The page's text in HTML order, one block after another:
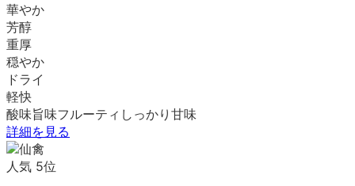
華やか
芳醇
重厚
穏やか
ドライ
軽快
酸味旨味フルーティ しっかり 甘味
詳細を見る
人気 5位